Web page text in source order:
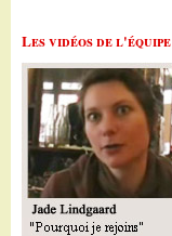
Les vidéos de l'équipe